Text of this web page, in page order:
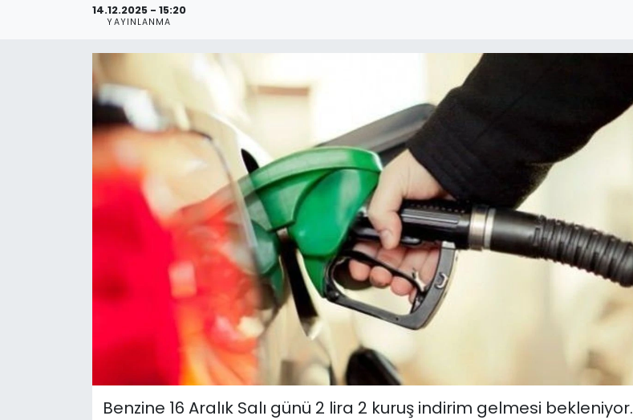
14.12.2025 - 15:20
YAYINLANMA
Benzine 16 Aralık Salı günü 2 lira 2 kuruş indirim gelmesi bekleniyor.
Haber Arşivi